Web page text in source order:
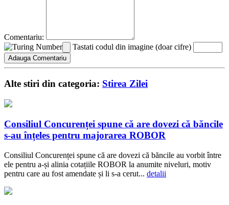
Comentariu:
Tastati codul din imagine (doar cifre)
Alte stiri din categoria: Stirea Zilei
Consiliul Concurenței spune că are dovezi că băncile
s-au înțeles pentru majorarea ROBOR
Consiliul Concurenței spune că are dovezi că băncile au vorbit între
ele pentru a-și alinia cotațiile ROBOR la anumite niveluri, motiv
pentru care au fost amendate și li s-a cerut... detalii